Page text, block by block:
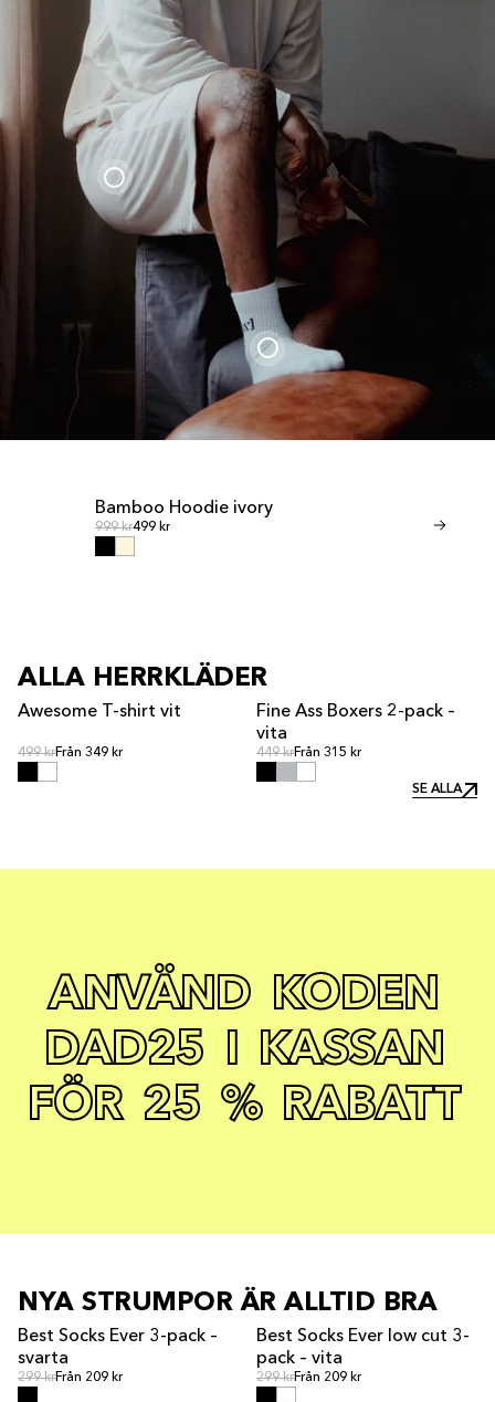
Bamboo Hoodie ivory
Ordinarie pris
999 krOrdinarie pris
499 kr Ordinarie pris
599 kr299 kr
ALLA HERRKLÄDER
Awesome T-shirt vit
Ordinarie pris
499 krOrdinarie pris
Från 349 kr
Fine Ass Boxers 2-pack –
vita
Ordinarie pris
449 krOrdinarie pris
Från 315 kr
SE ALLA
ANVÄND KODEN
DAD25 I KASSAN
FÖR 25 % RABATT
NYA STRUMPOR ÄR ALLTID BRA
Best Socks Ever 3-pack –
svarta
Ordinarie pris
299 krOrdinarie pris
Från 209 kr
Best Socks Ever low cut 3-
pack – vita
Ordinarie pris
299 krOrdinarie pris
Från 209 kr